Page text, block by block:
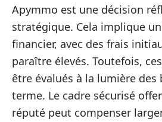
Apymmo est une décision
stratégique. Cela implique
financier, avec des frais
paraître élevés. Toutefois,
être évalués à la lumière des
terme. Le cadre sécurisé
réputé peut compenser